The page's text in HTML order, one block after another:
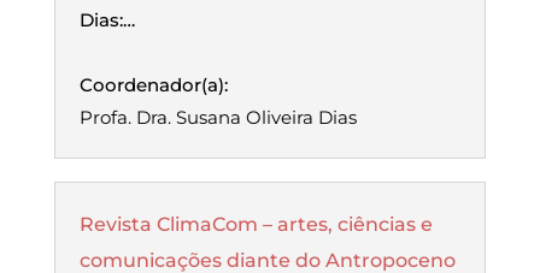
Dias:…
Coordenador(a):
Profa. Dra. Susana Oliveira Dias
Revista ClimaCom – artes, ciências e
comunicações diante do Antropoceno